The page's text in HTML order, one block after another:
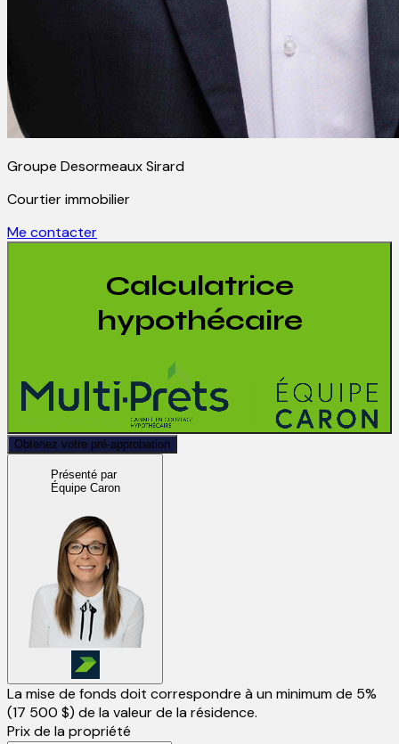
Groupe Desormeaux Sirard
Courtier immobilier
Me contacter
Calculatrice
hypothécaire
Obtenez votre pré-approbation
Présenté par
Équipe Caron
La mise de fonds doit correspondre à un minimum de 5%
(17 500 $) de la valeur de la résidence.
Prix de la propriété